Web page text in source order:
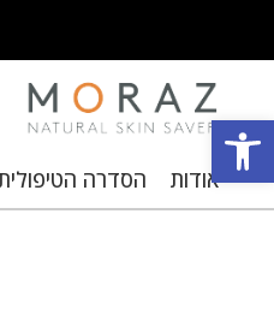
פתח סרגל נגישות
אודות הסדרה